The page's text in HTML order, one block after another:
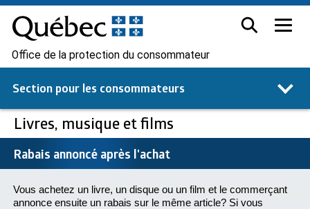
Office de la protection du consommateur
Section pour les consommateurs
Livres, musique et films
Rabais annoncé après l'achat
Vous achetez un livre, un disque ou un film et le commerçant
annonce ensuite un rabais sur le même article? Si vous